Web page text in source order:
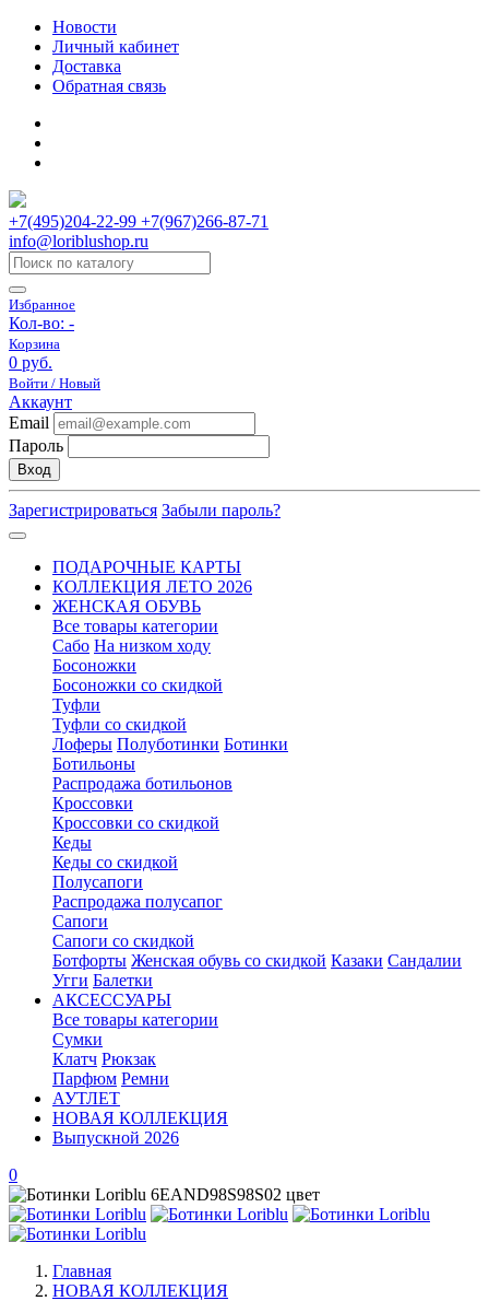
Новости
Личный кабинет
Доставка
Обратная связь
+7(495)204-22-99 +7(967)266-87-71
info@loriblushop.ru
Избранное
Кол-во: -
Корзина
0 руб.
Войти / Новый
Аккаунт
Email
Пароль
Вход
Зарегистрироваться Забыли пароль?
ПОДАРОЧНЫЕ КАРТЫ
КОЛЛЕКЦИЯ ЛЕТО 2026
ЖЕНСКАЯ ОБУВЬ
Все товары категории
Сабо На низком ходу
Босоножки
Босоножки со скидкой
Туфли
Туфли со скидкой
Лоферы Полуботинки Ботинки
Ботильоны
Распродажа ботильонов
Кроссовки
Кроссовки со скидкой
Кеды
Кеды со скидкой
Полусапоги
Распродажа полусапог
Сапоги
Сапоги со скидкой
Ботфорты Женская обувь со скидкой Казаки Сандалии
Угги Балетки
АКСЕССУАРЫ
Все товары категории
Сумки
Клатч Рюкзак
Парфюм Ремни
АУТЛЕТ
НОВАЯ КОЛЛЕКЦИЯ
Выпускной 2026
0
Главная
НОВАЯ КОЛЛЕКЦИЯ